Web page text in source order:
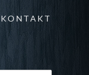
KONTAKT